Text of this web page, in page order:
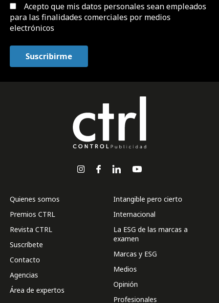
Acepto que mis datos personales sean empleados
para las finalidades comerciales por medios
electrónicos
Quienes somos
Premios CTRL
Revista CTRL
Suscríbete
Contacto
Agencias
Área de expertos
Intangible pero cierto
Internacional
La ESG de las marcas a
examen
Marcas y ESG
Medios
Opinión
Profesionales